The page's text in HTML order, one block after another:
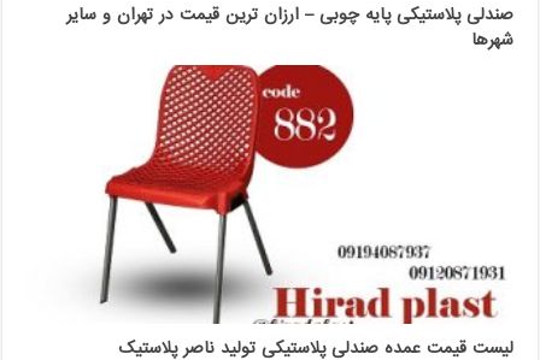
صندلی پلاستیکی پایه چوبی – ارزان ترین قیمت در تهران و سایر
شهرها
لیست قیمت عمده صندلی پلاستیکی تولید ناصر پلاستیک